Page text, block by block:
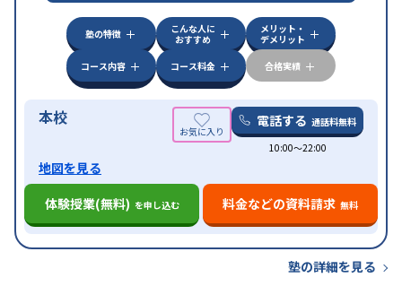
可能不登校生に対応学習にPC・タブレットを利用
オンライン対応1科目から受講可能
塾の特徴
こんな人に
おすすめ
メリット・
デメリット
コース内容
コース料金 合格実績
本校 電話する 通話料無料
10:00〜22:00
地図を見る
体験授業(無料) を申し込む 料金などの資料請求 無料
塾の詳細を見る